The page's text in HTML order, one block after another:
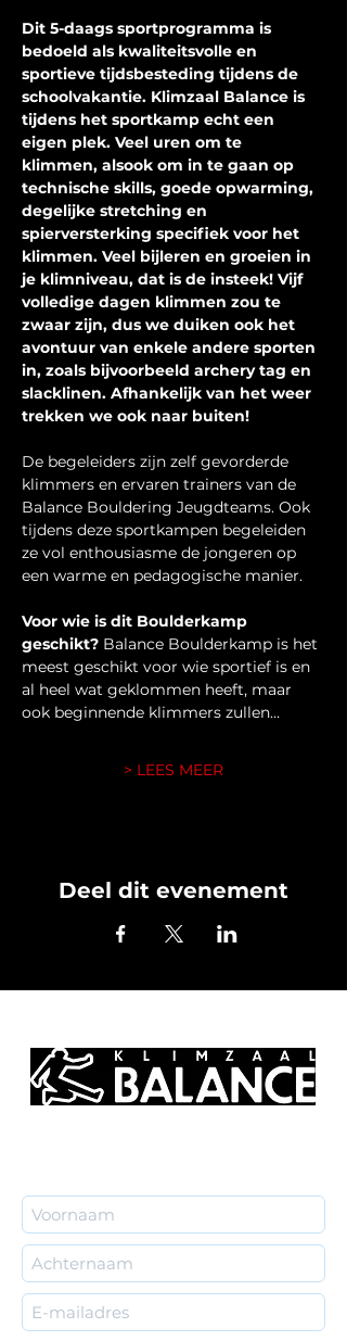
Dit 5-daags sportprogramma is
bedoeld als kwaliteitsvolle en
sportieve tijdsbesteding tijdens de
schoolvakantie. Klimzaal Balance is
tijdens het sportkamp echt een
eigen plek. Veel uren om te
klimmen, alsook om in te gaan op
technische skills, goede opwarming,
degelijke stretching en
spierversterking specifiek voor het
klimmen. Veel bijleren en groeien in
je klimniveau, dat is de insteek! Vijf
volledige dagen klimmen zou te
zwaar zijn, dus we duiken ook het
avontuur van enkele andere sporten
in, zoals bijvoorbeeld archery tag en
slacklinen. Afhankelijk van het weer
trekken we ook naar buiten!
De begeleiders zijn zelf gevorderde
klimmers en ervaren trainers van de
Balance Bouldering Jeugdteams. Ook
tijdens deze sportkampen begeleiden
ze vol enthousiasme de jongeren op
een warme en pedagogische manier.
Voor wie is dit Boulderkamp
geschikt? Balance Boulderkamp is het
meest geschikt voor wie sportief is en
al heel wat geklommen heeft, maar
ook beginnende klimmers zullen…
> LEES MEER
Deel dit evenement